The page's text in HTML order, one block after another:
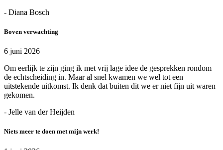
- Diana Bosch
Boven verwachting
6 juni 2026
Om eerlijk te zijn ging ik met vrij lage idee de gesprekken rondom
de echtscheiding in. Maar al snel kwamen we wel tot een
uitstekende uitkomst. Ik denk dat buiten dit we er niet fijn uit waren
gekomen.
- Jelle van der Heijden
Niets meer te doen met mijn werk!